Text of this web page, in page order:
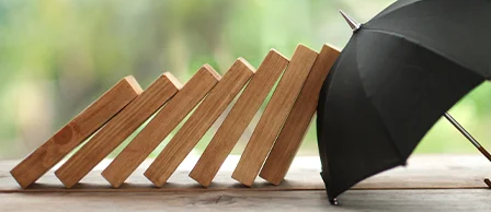
JO 2024 : comment, en tant